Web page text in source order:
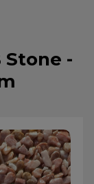
Stone -